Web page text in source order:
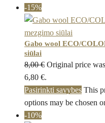
-15%
Gabo wool ECO/
siūlai
8,00€ Original price
6,80 €.
Pasirinkti savybes This
options may be chosen
-10%